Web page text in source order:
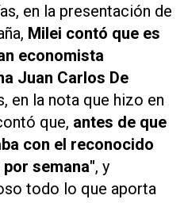
en la presentación de
Milei contó que es
economista
Juan Carlos De
en la nota que hizo en
que, antes de que
con el reconocido
semana", y
todo lo que aporta